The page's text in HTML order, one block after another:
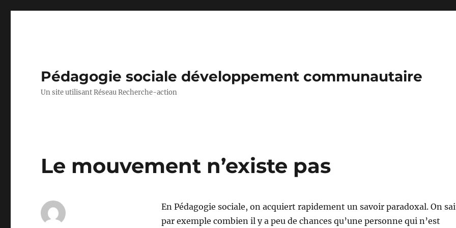
Pédagogie sociale développement communautaire
Un site utilisant Réseau Recherche-action
Le mouvement n’existe pas
En Pédagogie sociale, on acquiert rapidement un savoir paradoxal. On
par exemple combien il y a peu de chances qu’une personne qui n’est